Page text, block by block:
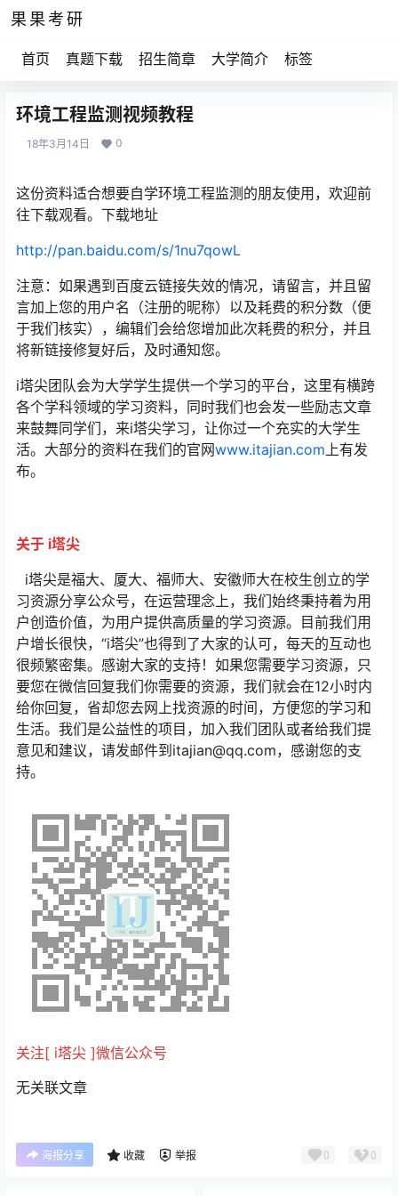
果果考研
首页 真题下载 招生简章 大学简介 标签
环境工程监测视频教程
18年3月14日 0
这份资料适合想要自学环境工程监测的朋友使用，欢迎前
往下载观看。下载地址
http://pan.baidu.com/s/1nu7qowL
注意：如果遇到百度云链接失效的情况，请留言，并且留
言加上您的用户名（注册的昵称）以及耗费的积分数（便
于我们核实），编辑们会给您增加此次耗费的积分，并且
将新链接修复好后，及时通知您。
i塔尖团队会为大学学生提供一个学习的平台，这里有横跨
各个学科领域的学习资料，同时我们也会发一些励志文章
来鼓舞同学们，来i塔尖学习，让你过一个充实的大学生
活。大部分的资料在我们的官网www.itajian.com上有发
布。
关于 i塔尖
i塔尖是福大、厦大、福师大、安徽师大在校生创立的学
习资源分享公众号，在运营理念上，我们始终秉持着为用
户创造价值，为用户提供高质量的学习资源。目前我们用
户增长很快，“i塔尖”也得到了大家的认可，每天的互动也
很频繁密集。感谢大家的支持！如果您需要学习资源，只
要您在微信回复我们你需要的资源，我们就会在12小时内
给你回复，省却您去网上找资源的时间，方便您的学习和
生活。我们是公益性的项目，加入我们团队或者给我们提
意见和建议，请发邮件到itajian@qq.com，感谢您的支
持。
关注[ i塔尖 ]微信公众号
无关联文章
海报分享 收藏 举报 0 0